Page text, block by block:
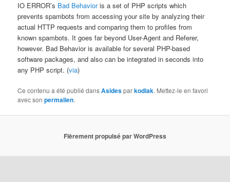
IO ERROR’s Bad Behavioris a set of PHP scripts which
prevents spambots from accessing your site by analyzing their
actual HTTP requests and comparing them to profiles from
known spambots. It goes far beyond User-Agent and Referer,
however. Bad Behavior is available for several PHP-based
software packages, and also can be integrated in seconds into
any PHP script. (via)
Ce contenu a été publié dansAsidesparkodiak. Mettez-le en favori
avec sonpermalien.
Fièrement propulsé par WordPress